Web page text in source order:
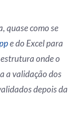
quase como se
e do Excel para
onde o
a validação dos
depois da